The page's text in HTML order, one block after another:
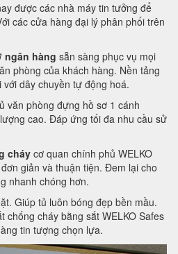
được các nhà máy tin tưởng để
các cửa hàng đại lý phân phối trên
ngân hàng sẵn sàng phục vụ mọi
phòng của khách hàng. Nền tảng
dây chuyền tự động hoá.
văn phòng đựng hồ sơ 1 cánh
cao. Đáp ứng tối đa nhu cầu sử
cháy cơ quan chính phủ WELKO
giản và thuận tiện. Đem lại cho
nhanh chóng hơn.
Giúp tủ luôn bóng đẹp bền mầu.
chống cháy bằng sắt WELKO Safes
tin tượng chọn lựa.